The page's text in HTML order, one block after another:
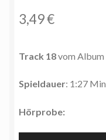
3,49€
Track 18vom Album
Spieldauer: 1:27 Min
Hörprobe: